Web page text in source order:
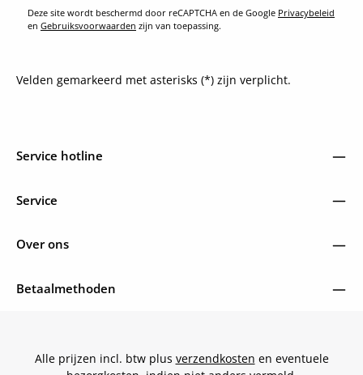
Deze site wordt beschermd door reCAPTCHA en de Google Privacybeleid
en Gebruiksvoorwaarden zijn van toepassing.
Velden gemarkeerd met asterisks (*) zijn verplicht.
Service hotline
Service
Over ons
Betaalmethoden
Alle prijzen incl. btw plus verzendkosten en eventuele